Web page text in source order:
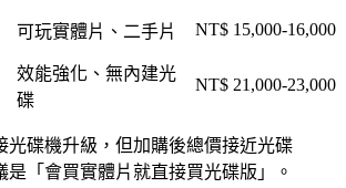
可玩實體片、二手片 NT$ 15,000-16,000
效能強化、無內建光
碟
NT$ 21,000-23,000
光碟機升級，但加購後總價接近光碟
是「 會買實體片就直接買光碟版 」。